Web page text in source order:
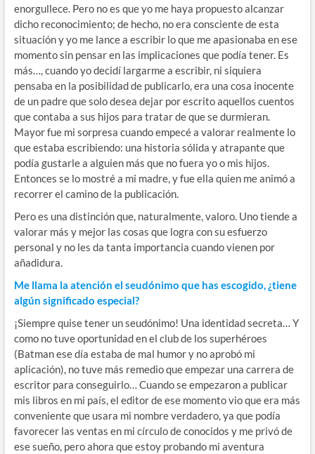
enorgullece. Pero no es que yo me haya propuesto alcanzar
dicho reconocimiento; de hecho, no era consciente de esta
situación y yo me lance a escribir lo que me apasionaba en ese
momento sin pensar en las implicaciones que podía tener. Es
más…, cuando yo decidí largarme a escribir, ni siquiera
pensaba en la posibilidad de publicarlo, era una cosa inocente
de un padre que solo desea dejar por escrito aquellos cuentos
que contaba a sus hijos para tratar de que se durmieran.
Mayor fue mi sorpresa cuando empecé a valorar realmente lo
que estaba escribiendo: una historia sólida y atrapante que
podía gustarle a alguien más que no fuera yo o mis hijos.
Entonces se lo mostré a mi madre, y fue ella quien me animó a
recorrer el camino de la publicación.
Pero es una distinción que, naturalmente, valoro. Uno tiende a
valorar más y mejor las cosas que logra con su esfuerzo
personal y no les da tanta importancia cuando vienen por
añadidura.
Me llama la atención el seudónimo que has escogido, ¿tiene
algún significado especial?
¡Siempre quise tener un seudónimo! Una identidad secreta… Y
como no tuve oportunidad en el club de los superhéroes
(Batman ese día estaba de mal humor y no aprobó mi
aplicación), no tuve más remedio que empezar una carrera de
escritor para conseguirlo… Cuando se empezaron a publicar
mis libros en mi país, el editor de ese momento vio que era más
conveniente que usara mi nombre verdadero, ya que podía
favorecer las ventas en mi círculo de conocidos y me privó de
ese sueño, pero ahora que estoy probando mi aventura